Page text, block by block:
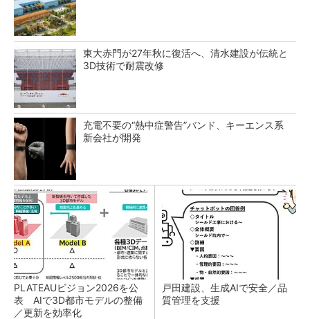
東大赤門が27年秋に復活へ、清水建設が伝統と
3D技術で耐震改修
充電不要の“熱中症警告”バンド、キーエンス系
新会社が開発
PLATEAUビジョン2026を公
表 AIで3D都市モデルの整備
／更新を効率化
戸田建設、生成AIで安全／品
質管理を支援